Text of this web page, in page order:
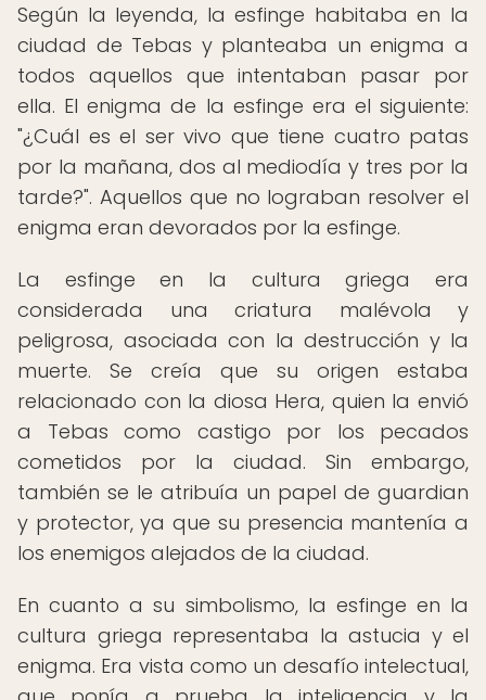
Según la leyenda, la esfinge habitaba en la
ciudad de Tebas y planteaba un enigma a
todos aquellos que intentaban pasar por
ella. El enigma de la esfinge era el siguiente:
"¿Cuál es el ser vivo que tiene cuatro patas
por la mañana, dos al mediodía y tres por la
tarde?". Aquellos que no lograban resolver el
enigma eran devorados por la esfinge.
La esfinge en la cultura griega era
considerada una criatura malévola y
peligrosa, asociada con la destrucción y la
muerte. Se creía que su origen estaba
relacionado con la diosa Hera, quien la envió
a Tebas como castigo por los pecados
cometidos por la ciudad. Sin embargo,
también se le atribuía un papel de guardian
y protector, ya que su presencia mantenía a
los enemigos alejados de la ciudad.
En cuanto a su simbolismo, la esfinge en la
cultura griega representaba la astucia y el
enigma. Era vista como un desafío intelectual,